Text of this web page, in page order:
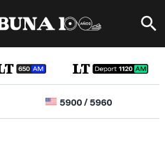
5900/5960